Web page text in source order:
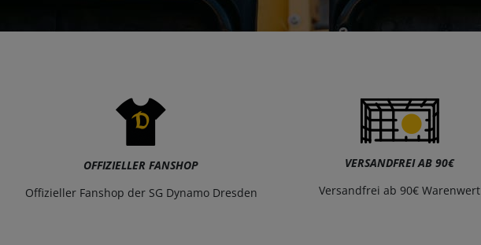
OFFIZIELLER FANSHOP
Offizieller Fanshop der SG Dynamo Dresden
VERSANDFREI AB 90€
Versandfrei ab 90€ Warenwert